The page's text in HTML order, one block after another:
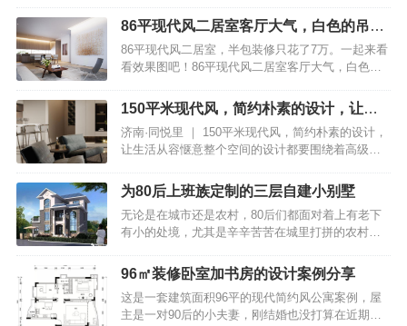
宅，创意无限：睡在衣柜上面，空间却毫不拥挤！
小户型并没有独立设置的玄关，不过，进屋之后的
计，既简单又实用，白色的柜门也显得格外清新耐
看。从…
足了屋主的需求，被打造成了一个光线充足、通透
的书房。这里不仅是居家办公的理想场所，还特别
设置了攀岩墙和瑜伽角，为屋主提供了娱乐和休憩
的空间。76平米小户型，精致装修无一丝俗气，堪
称家装典范之作平面布置图客厅76平米小户型，精
致装修无一丝俗气，堪称家装典范之作客厅虽然小
木百叶，形成了连续的窗带效果，让光线能够灵活
地进入室内…
86平现代风二居室客厅大气，白色的吊顶
展现出十足的禅意
86平现代风二居室，半包装修只花了7万。一起来看
看效果图吧！86平现代风二居室客厅大气，白色的
立面,跳跃明快的色彩。86平现代风二居室客厅大
气，白色的吊顶展现出十足的禅意客厅整体采用白
色为主，显得干净整洁，白色沙发上的各式各样的
抱枕、非常的有活力。86平现代风二居室客厅大
气，白色的吊顶展现出十足的禅意客厅给人一种强
大的气场，白色的吊顶展现出十足的禅意。让一切
代风二居室客厅大气，白色的吊顶展现出十足的禅
意客…
150平米现代风，简约朴素的设计，让生
活从容惬意
济南·同悦里 ｜ 150平米现代风，简约朴素的设计，
让生活从容惬意整个空间的设计都要围绕着高级和
属座椅和绒面麂皮搭配，还是高脚凳在空间中的广
泛利用，将雾化壁炉也很好的融入进去。家具多以
实木和岩板为主，暗色调的空间来突出一个沉稳大
气的奢华空间，屋主是一个生意人，希望在有客人
来时，可以体现一种沉稳大气的高级感，比较自如
的去畅谈生意，所以动静分区一定要明显。——一
之弦Tactile tex…
为80后上班族定制的三层自建小别墅
无论是在城市还是农村，80后们都面对着上有老下
有小的处境，尤其是辛辛苦苦在城里打拼的农村
子，把父母、孩子、夫妻俩全可以住的下实在有点
难，所以不少人都会选择在老家再盖一栋小别墅，
一来父母养老居住方便，二来趁着政策还允许，在
老家把宅基地先占着，或者以后等老了给自己养老
96㎡装修卧室加书房的设计案例分享
这是一套建筑面积96平的现代简约风公寓案例，屋
主是一对90后的小夫妻，刚结婚也没打算在近期要